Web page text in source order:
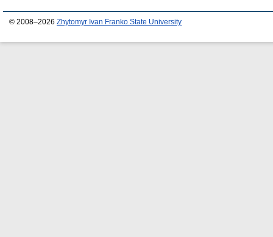
© 2008–2026 Zhytomyr Ivan Franko State University